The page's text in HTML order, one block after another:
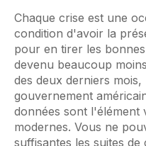
Chaque crise est une
condition d'avoir la
pour en tirer les
devenu beaucoup
des deux derniers
gouvernement
données sont l'élément
modernes. Vous ne
suffisantes les suites